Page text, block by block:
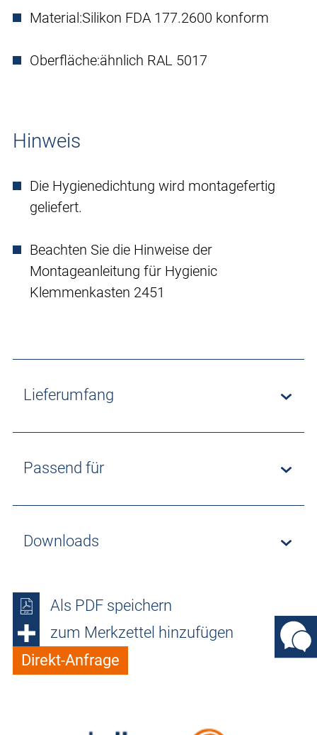
Material:Silikon FDA 177.2600 konform
Oberfläche:ähnlich RAL 5017
Hinweis
Die Hygienedichtung wird montagefertig
geliefert.
Beachten Sie die Hinweise der
Montageanleitung für Hygienic
Klemmenkasten 2451
Lieferumfang
Passend für
Downloads
Als PDF speichern
zum Merkzettel hinzufügen
Direkt-Anfrage